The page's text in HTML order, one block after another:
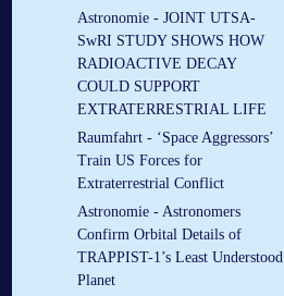
Astronomie - JOINT UTSA-
SwRI STUDY SHOWS HOW
RADIOACTIVE DECAY
COULD SUPPORT
EXTRATERRESTRIAL LIFE
Raumfahrt - ‘Space Aggressors’
Train US Forces for
Extraterrestrial Conflict
Astronomie - Astronomers
Confirm Orbital Details of
TRAPPIST-1’s Least Understood
Planet